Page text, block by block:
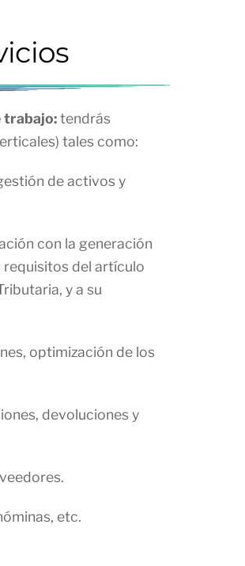
trabajo:tendrás
tales como:
de activos y
con la generación
requisitos del artículo
y a su
optimización de los
devoluciones y
etc.